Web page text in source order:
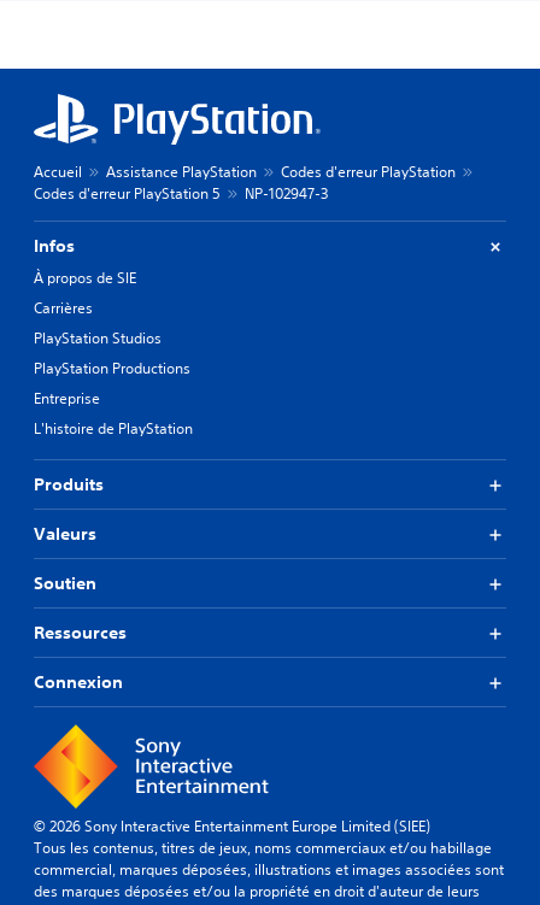
Accueil Assistance PlayStation
Codes d'erreur PlayStation
Codes d'erreur PlayStation 5
NP-102947-3
Infos
À propos de SIE
Carrières
PlayStation Studios
PlayStation Productions
Entreprise
L'histoire de PlayStation
Produits
Valeurs
Soutien
Ressources
Connexion
© 2026 Sony Interactive Entertainment Europe Limited (SIEE)
Tous les contenus, titres de jeux, noms commerciaux et/ou habillage
commercial, marques déposées, illustrations et images associées sont
des marques déposées et/ou la propriété en droit d'auteur de leurs